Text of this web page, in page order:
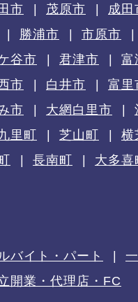
市 茂原市
成田
勝浦市
市原市
谷市 君津市
富
市 白井市
富里
市 大網白里市
里町 芝山町
横
長南町
大多喜
バイト・パート
開業・代理店・FC